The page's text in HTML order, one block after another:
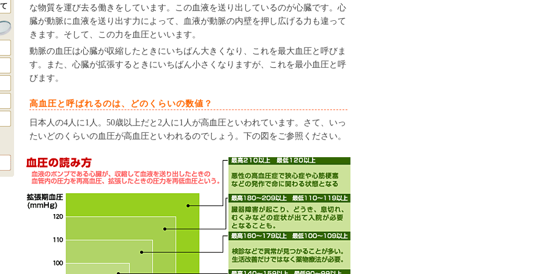
な物質を運び去る働きをしています。この血液を送り出しているのが心臓です。心
臓が動脈に血液を送り出す力によって、血液が動脈の内壁を押し広げる力も違って
きます。そして、この力を血圧といいます。
動脈の血圧は心臓が収縮したときにいちばん大きくなり、これを最大血圧と呼びま
す。また、心臓が拡張するときにいちばん小さくなりますが、これを最小血圧と呼
びます。
高血圧と呼ばれるのは、どのくらいの数値？
日本人の4人に1人。50歳以上だと2人に1人が高血圧といわれています。さて、いっ
たいどのくらいの血圧が高血圧といわれるのでしょう。下の図をご参照ください。